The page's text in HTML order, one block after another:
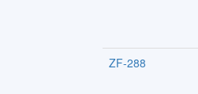
ZF-288